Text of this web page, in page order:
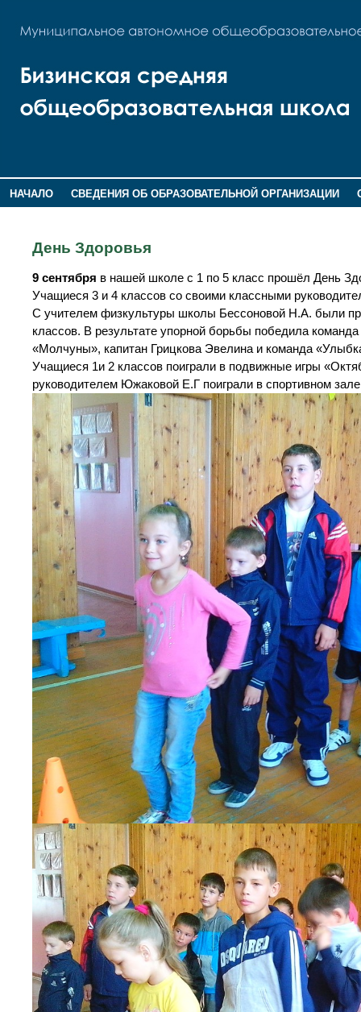
НАЧАЛО СВЕДЕНИЯ ОБ ОБРАЗОВАТЕЛЬНОЙ ОРГАНИЗАЦИИ
День Здоровья
9 сентября в нашей школе с 1 по 5 класс прошёл День
Учащиеся 3 и 4 классов со своими классными
С учителем физкультуры школы Бессоновой Н.А. были
классов. В результате упорной борьбы победила
«Молчуны», капитан Грицкова Эвелина и команда
Учащиеся 1и 2 классов поиграли в подвижные игры
руководителем Южаковой Е.Г поиграли в спортивном